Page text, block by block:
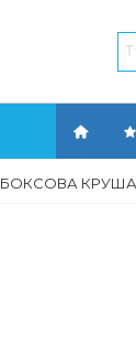
БОКСОВА КРУША